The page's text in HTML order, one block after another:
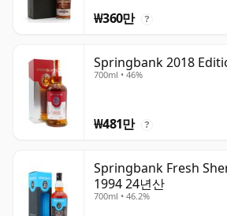
₩360만 ?
Springbank 2018
700ml • 46%
₩481만 ?
Springbank Fresh
1994 24년산
700ml • 46.2%